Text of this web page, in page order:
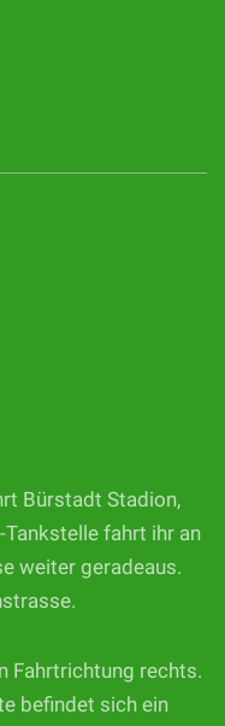
Bürstadt Stadion,
fahrt ihr an
weiter geradeaus.
Fahrtrichtung rechts.
befindet sich ein